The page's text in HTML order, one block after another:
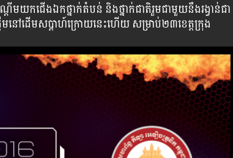
មយកជើងឯកថ្នាក់តំបន់ និងថ្នាក់ជាតិរួមជាមួយនឹងរង្វាន់ជា
មនៅដើមសប្តាហ៍ក្រោយនេះហើយ សម្រាប់២៣ខេត្តក្រុង